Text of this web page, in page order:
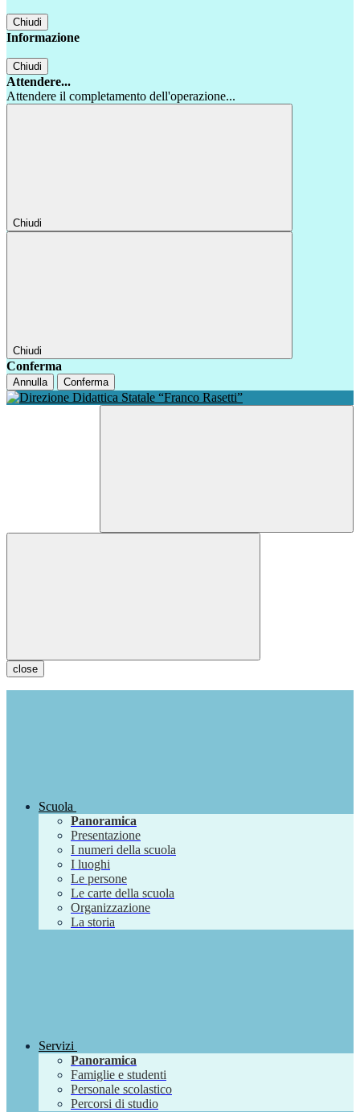
Chiudi
Informazione
Chiudi
Attendere...
Attendere il completamento dell'operazione...
Chiudi
Chiudi
Conferma
Annulla Conferma
close
Scuola
Panoramica
Presentazione
I numeri della scuola
I luoghi
Le persone
Le carte della scuola
Organizzazione
La storia
Servizi
Panoramica
Famiglie e studenti
Personale scolastico
Percorsi di studio